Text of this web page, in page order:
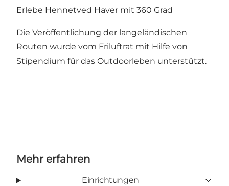
Erlebe Hennetved Haver mit 360 Grad
Die Veröffentlichung der langeländischen
Routen wurde vom Friluftrat mit Hilfe von
Stipendium für das Outdoorleben unterstützt.
Mehr erfahren
Einrichtungen